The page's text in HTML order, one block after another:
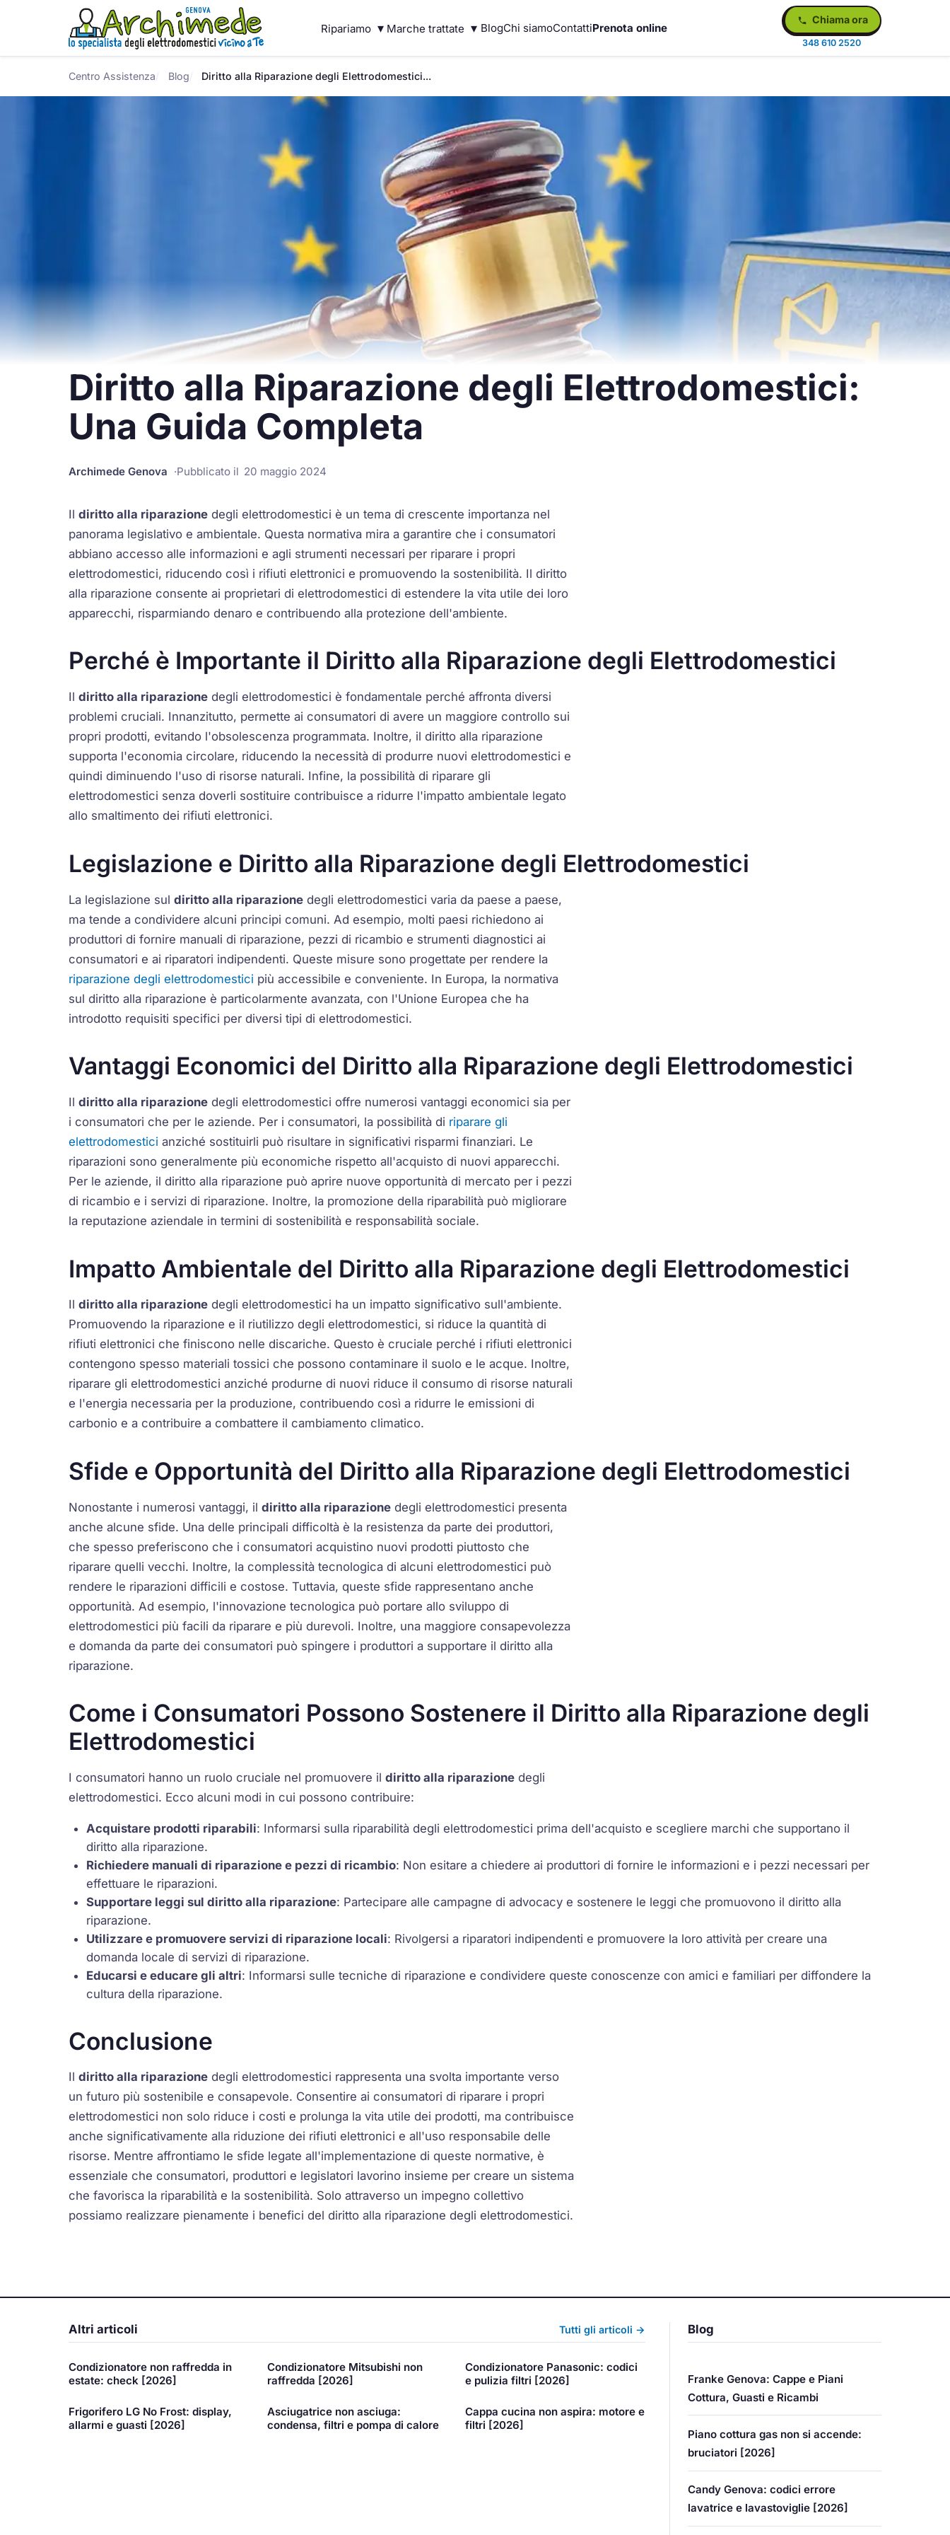
Ripariamo ▾ Marche trattate ▾ BlogChi siamoContattiPrenota online
Chiama ora
348 610 2520
Centro Assistenza Blog Diritto alla Riparazione degli Elettrodomestici...
Diritto alla Riparazione degli Elettrodomestici:
Una Guida Completa
Archimede Genova Pubblicato il 20 maggio 2024
Ildiritto alla riparazione degli elettrodomestici è un tema di crescente importanza nel
panorama legislativo e ambientale. Questa normativa mira a garantire che i consumatori
abbiano accesso alle informazioni e agli strumenti necessari per riparare i propri
elettrodomestici, riducendo così i rifiuti elettronici e promuovendo la sostenibilità. Il diritto
alla riparazione consente ai proprietari di elettrodomestici di estendere la vita utile dei loro
apparecchi, risparmiando denaro e contribuendo alla protezione dell'ambiente.
Perché è Importante il Diritto alla Riparazione degli Elettrodomestici
Ildiritto alla riparazione degli elettrodomestici è fondamentale perché affronta diversi
problemi cruciali. Innanzitutto, permette ai consumatori di avere un maggiore controllo sui
propri prodotti, evitando l'obsolescenza programmata. Inoltre, il diritto alla riparazione
supporta l'economia circolare, riducendo la necessità di produrre nuovi elettrodomestici e
quindi diminuendo l'uso di risorse naturali. Infine, la possibilità di riparare gli
elettrodomestici senza doverli sostituire contribuisce a ridurre l'impatto ambientale legato
allo smaltimento dei rifiuti elettronici.
Legislazione e Diritto alla Riparazione degli Elettrodomestici
La legislazione suldiritto alla riparazione degli elettrodomestici varia da paese a paese,
ma tende a condividere alcuni principi comuni. Ad esempio, molti paesi richiedono ai
produttori di fornire manuali di riparazione, pezzi di ricambio e strumenti diagnostici ai
consumatori e ai riparatori indipendenti. Queste misure sono progettate per rendere la
riparazione degli elettrodomestici più accessibile e conveniente. In Europa, la normativa
sul diritto alla riparazione è particolarmente avanzata, con l'Unione Europea che ha
introdotto requisiti specifici per diversi tipi di elettrodomestici.
Vantaggi Economici del Diritto alla Riparazione degli Elettrodomestici
Ildiritto alla riparazione degli elettrodomestici offre numerosi vantaggi economici sia per
i consumatori che per le aziende. Per i consumatori, la possibilità di riparare gli
elettrodomestici anziché sostituirli può risultare in significativi risparmi finanziari. Le
riparazioni sono generalmente più economiche rispetto all'acquisto di nuovi apparecchi.
Per le aziende, il diritto alla riparazione può aprire nuove opportunità di mercato per i pezzi
di ricambio e i servizi di riparazione. Inoltre, la promozione della riparabilità può migliorare
la reputazione aziendale in termini di sostenibilità e responsabilità sociale.
Impatto Ambientale del Diritto alla Riparazione degli Elettrodomestici
Ildiritto alla riparazione degli elettrodomestici ha un impatto significativo sull'ambiente.
Promuovendo la riparazione e il riutilizzo degli elettrodomestici, si riduce la quantità di
rifiuti elettronici che finiscono nelle discariche. Questo è cruciale perché i rifiuti elettronici
contengono spesso materiali tossici che possono contaminare il suolo e le acque. Inoltre,
riparare gli elettrodomestici anziché produrne di nuovi riduce il consumo di risorse naturali
e l'energia necessaria per la produzione, contribuendo così a ridurre le emissioni di
carbonio e a contribuire a combattere il cambiamento climatico.
Sfide e Opportunità del Diritto alla Riparazione degli Elettrodomestici
Nonostante i numerosi vantaggi, ildiritto alla riparazione degli elettrodomestici presenta
anche alcune sfide. Una delle principali difficoltà è la resistenza da parte dei produttori,
che spesso preferiscono che i consumatori acquistino nuovi prodotti piuttosto che
riparare quelli vecchi. Inoltre, la complessità tecnologica di alcuni elettrodomestici può
rendere le riparazioni difficili e costose. Tuttavia, queste sfide rappresentano anche
opportunità. Ad esempio, l'innovazione tecnologica può portare allo sviluppo di
elettrodomestici più facili da riparare e più durevoli. Inoltre, una maggiore consapevolezza
e domanda da parte dei consumatori può spingere i produttori a supportare il diritto alla
riparazione.
Come i Consumatori Possono Sostenere il Diritto alla Riparazione degli
Elettrodomestici
I consumatori hanno un ruolo cruciale nel promuovere ildiritto alla riparazione degli
elettrodomestici. Ecco alcuni modi in cui possono contribuire:
Acquistare prodotti riparabili: Informarsi sulla riparabilità degli elettrodomestici prima dell'acquisto e scegliere marchi che supportano il
diritto alla riparazione.
Richiedere manuali di riparazione e pezzi di ricambio: Non esitare a chiedere ai produttori di fornire le informazioni e i pezzi necessari per
effettuare le riparazioni.
Supportare leggi sul diritto alla riparazione: Partecipare alle campagne di advocacy e sostenere le leggi che promuovono il diritto alla
riparazione.
Utilizzare e promuovere servizi di riparazione locali: Rivolgersi a riparatori indipendenti e promuovere la loro attività per creare una
domanda locale di servizi di riparazione.
Educarsi e educare gli altri: Informarsi sulle tecniche di riparazione e condividere queste conoscenze con amici e familiari per diffondere la
cultura della riparazione.
Conclusione
Ildiritto alla riparazione degli elettrodomestici rappresenta una svolta importante verso
un futuro più sostenibile e consapevole. Consentire ai consumatori di riparare i propri
elettrodomestici non solo riduce i costi e prolunga la vita utile dei prodotti, ma contribuisce
anche significativamente alla riduzione dei rifiuti elettronici e all'uso responsabile delle
risorse. Mentre affrontiamo le sfide legate all'implementazione di queste normative, è
essenziale che consumatori, produttori e legislatori lavorino insieme per creare un sistema
che favorisca la riparabilità e la sostenibilità. Solo attraverso un impegno collettivo
possiamo realizzare pienamente i benefici del diritto alla riparazione degli elettrodomestici.
Altri articoli Tutti gli articoli →
Condizionatore non raffredda in
estate: check [2026]
Condizionatore Mitsubishi non
raffredda [2026]
Condizionatore Panasonic: codici
e pulizia filtri [2026]
Frigorifero LG No Frost: display,
allarmi e guasti [2026]
Asciugatrice non asciuga:
condensa, filtri e pompa di calore
Cappa cucina non aspira: motore e
filtri [2026]
Blog
Franke Genova: Cappe e Piani
Cottura, Guasti e Ricambi
Piano cottura gas non si accende:
bruciatori [2026]
Candy Genova: codici errore
lavatrice e lavastoviglie [2026]